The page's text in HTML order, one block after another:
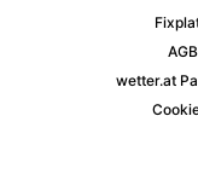
wetter.at